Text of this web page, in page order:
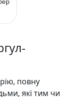
повну
які тим чи